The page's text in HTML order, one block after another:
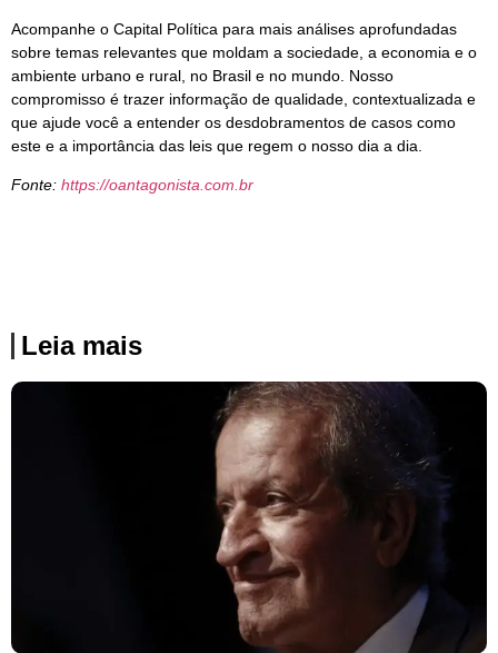
Acompanhe o Capital Política para mais análises aprofundadas
sobre temas relevantes que moldam a sociedade, a economia e o
ambiente urbano e rural, no Brasil e no mundo. Nosso
compromisso é trazer informação de qualidade, contextualizada e
que ajude você a entender os desdobramentos de casos como
este e a importância das leis que regem o nosso dia a dia.
Fonte: https://oantagonista.com.br
Leia mais